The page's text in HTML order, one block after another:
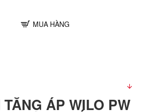
MUA HÀNG
ÁP WILO PW